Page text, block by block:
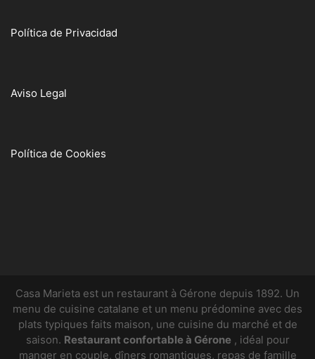
Política de Privacidad
Aviso Legal
Política de Cookies
Casa Marieta est un restaurant à Gérone depuis 1892. Un
menu de cuisine catalane et un menu prédomine avec des
plats typiques faits maison, une cuisine du marché et de
saison. Restaurant confortable à Gérone , idéal pour
manger en couple, dîners romantiques, repas de famille